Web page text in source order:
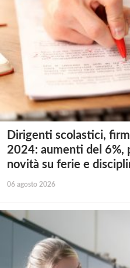
Dirigenti scolastici,
2024: aumenti del 6%,
novità su ferie e
06 agosto 2026